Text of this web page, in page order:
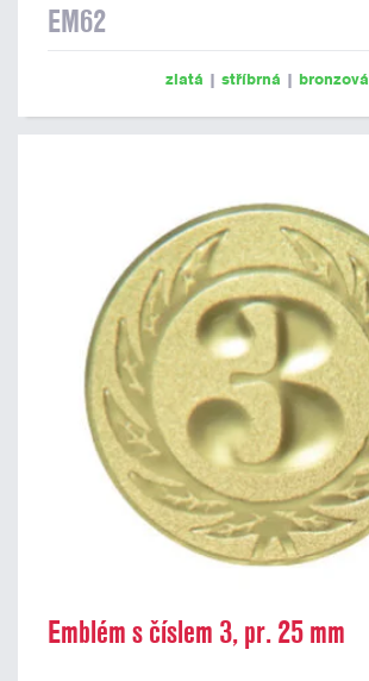
EM62
zlatá | stříbrná | bronzová
Emblém s číslem 3, pr. 25 mm